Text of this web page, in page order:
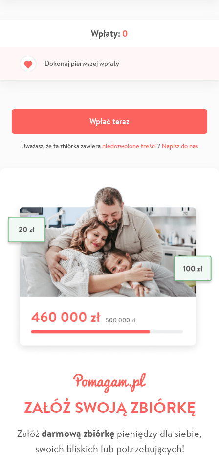
Wpłaty: 0
Dokonaj pierwszej wpłaty
Wpłać teraz
Uważasz, że ta zbiórka zawiera niedozwolone treści? Napisz do nas
ZAŁÓŻ SWOJĄ ZBIÓRKĘ
Załóżdarmową zbiórkę pieniędzy dla siebie,
swoich bliskich lub potrzebujących!